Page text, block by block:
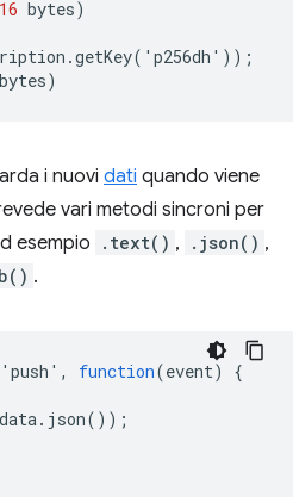
16 bytes)
.getKey( ' p256dh ' ));
bytes)
i nuovi dati quando viene
vari metodi sincroni per
esempio
.text() , .json() ,
.
' push ' , function(event)
{
data. json());